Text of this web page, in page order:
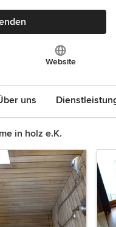
Website
uns
in holz e.K.